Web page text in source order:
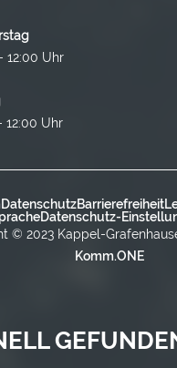
- 12:00 Uhr
- 12:00
DatenschutzBarrierefreiheit
Datenschutz-
© 2023 Kappel-
Komm.ONE